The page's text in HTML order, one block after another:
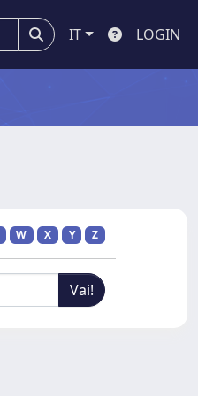
IT LOGIN
W X Y Z